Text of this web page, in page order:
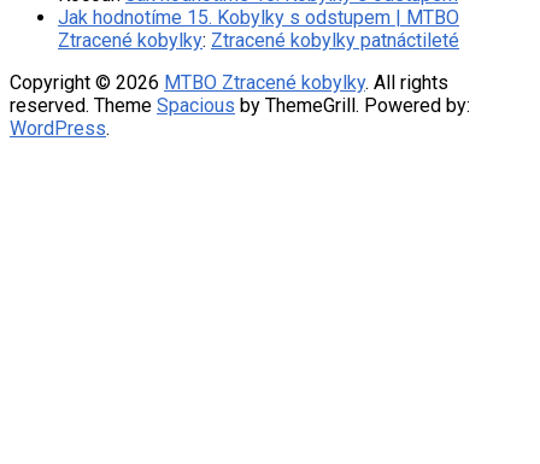
Jak hodnotíme 15. Kobylky s odstupem | MTBO
Ztracené kobylky: Ztracené kobylky patnáctileté
Copyright © 2026 MTBO Ztracené kobylky. All rights
reserved. Theme Spacious by ThemeGrill. Powered by:
WordPress.